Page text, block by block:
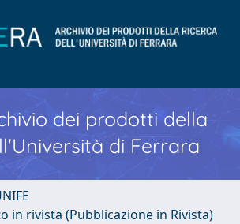
dei prodotti della
di Ferrara
in rivista (Pubblicazione in Rivista)